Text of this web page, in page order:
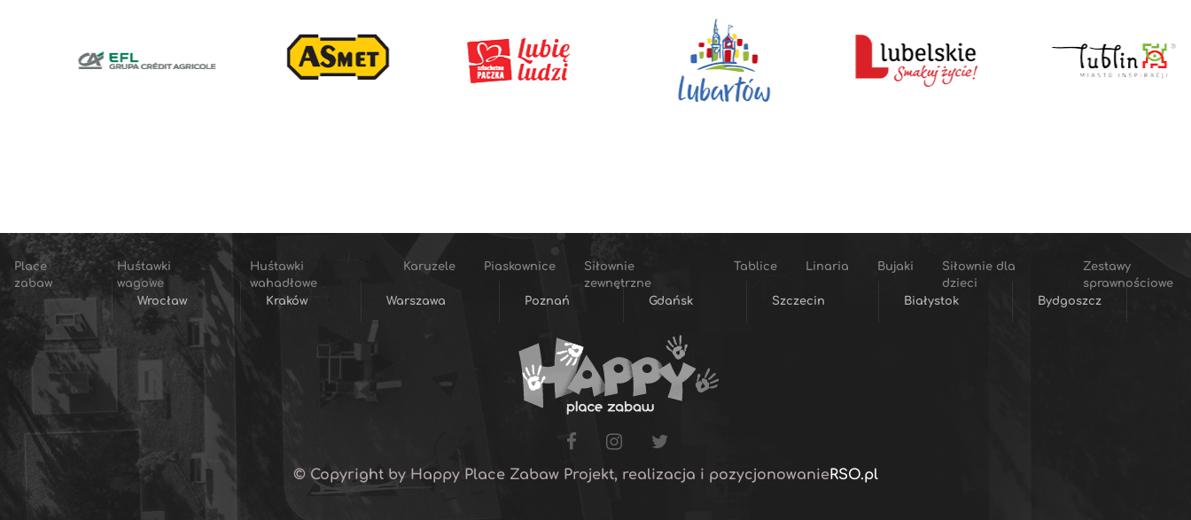
Place
zabaw
Huśtawki
wagowe
Huśtawki
wahadłowe
Karuzele Piaskownice
Siłownie
zewnętrzne
Tablice Linaria Bujaki
Siłownie dla
dzieci
Zestawy
sprawnościowe
Wrocław
Kraków Warszawa Poznań Gdańsk Szczecin Białystok Bydgoszcz
© Copyright by Happy Place Zabaw Projekt, realizacja i pozycjonowanieRSO.pl